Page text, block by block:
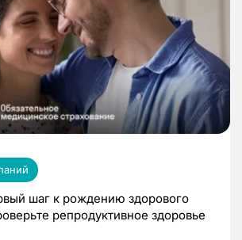
шаг к рождению здорового
репродуктивное здоровье